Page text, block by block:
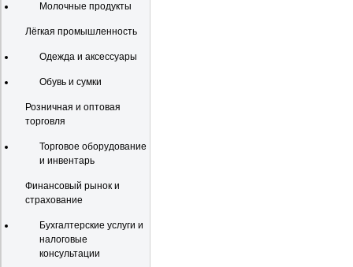
Молочные продукты
Лёгкая промышленность
Одежда и аксессуары
Обувь и сумки
Розничная и оптовая
торговля
Торговое оборудование
и инвентарь
Финансовый рынок и
страхование
Бухгалтерские услуги и
налоговые
консультации